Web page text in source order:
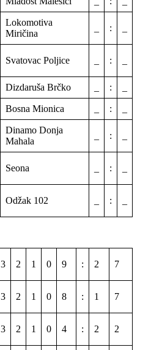
Lokomotiva
Miričina
:
Svatovac Poljice :
Dizdaruša Brčko :
Bosna Mionica :
Dinamo Donja
Mahala
:
Seona :
Odžak 102 :
3 2 1 0 9 : 2 7
3 2 1 0 8 : 1 7
3 2 1 0 4 : 2 2